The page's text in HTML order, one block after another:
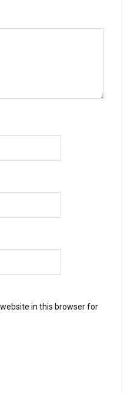
in this browser for